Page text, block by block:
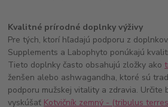
Kvalitné prírodné doplnky výživy
Pre tých, ktorí hľadajú podporu z
Supplements a Labophyto ponúkajú
Tieto doplnky často obsahujú zložky ako
ženšen alebo ashwagandha, ktoré sú
podporu mužskej vitality a zdravia. Určite
vyskúšať Kotvičník zemný - (tribulus